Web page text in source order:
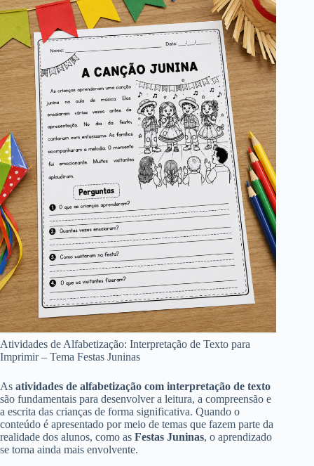
Atividades de Alfabetização: Interpretação de Texto para
Imprimir – Tema Festas Juninas
As atividades de alfabetização com interpretação de texto
são fundamentais para desenvolver a leitura, a compreensão e
a escrita das crianças de forma significativa. Quando o
conteúdo é apresentado por meio de temas que fazem parte da
realidade dos alunos, como as Festas Juninas, o aprendizado
se torna ainda mais envolvente.